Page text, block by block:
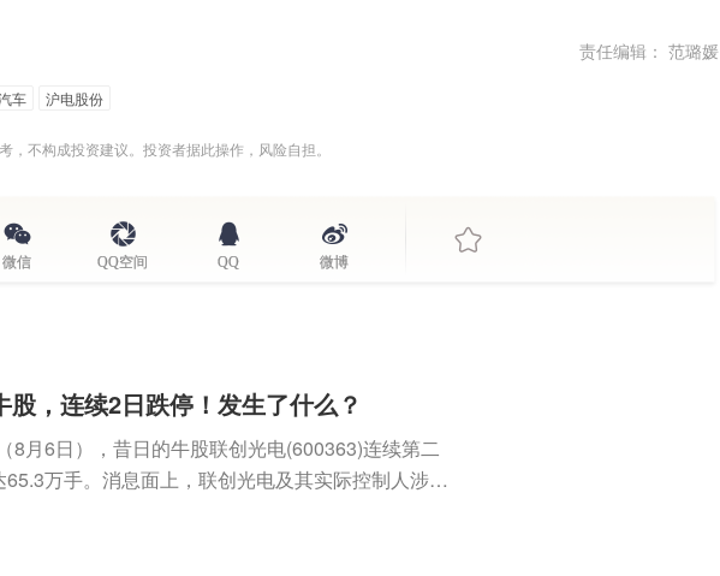
责任编辑： 范璐媛
车 沪电股份
不构成投资建议。投资者据此操作，风险自担。
微信 QQ空间 QQ 微博
，连续2日跌停！发生了什么？
8月6日），昔日的牛股联创光电(600363)连续第二
65.3万手。消息面上，联创光电及其实际控制人涉嫌